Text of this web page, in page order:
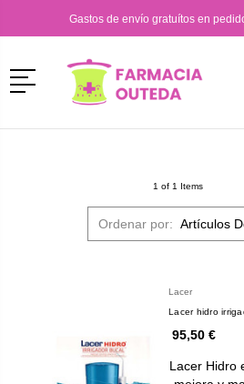
Gastos de envío gratuítos en
Menú
1 of 1 Items
Ordenar por:
Lacer
Lacer hidro
95,50 €
Lacer Hidro